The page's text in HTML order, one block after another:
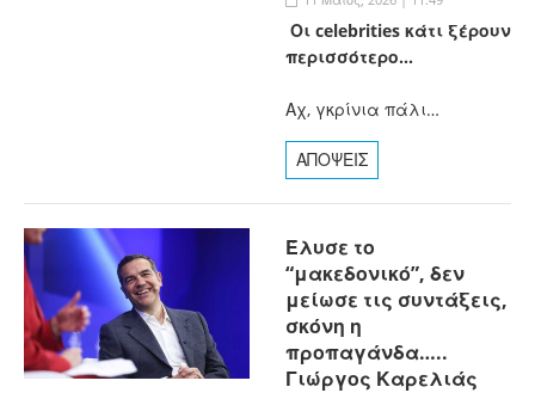
Οι celebrities κάτι ξέρουν
περισσότερο...
Αχ, γκρίνια πάλι…
ΑΠΟΨΕΙΣ
Έλυσε το
“μακεδονικό”, δεν
μείωσε τις συντάξεις,
σκόνη η
προπαγάνδα…..
Γιώργος Καρελιάς